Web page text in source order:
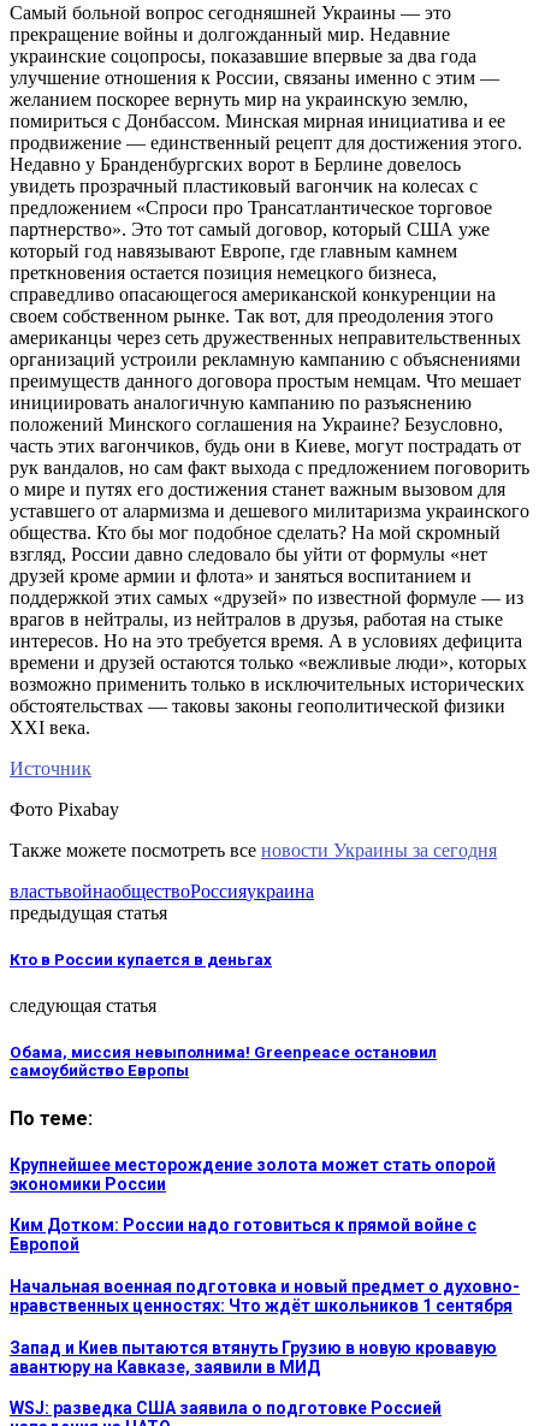
Самый больной вопрос сегодняшней Украины — это
прекращение войны и долгожданный мир. Недавние
украинские соцопросы, показавшие впервые за два года
улучшение отношения к России, связаны именно с этим —
желанием поскорее вернуть мир на украинскую землю,
помириться с Донбассом. Минская мирная инициатива и ее
продвижение — единственный рецепт для достижения этого.
Недавно у Бранденбургских ворот в Берлине довелось
увидеть прозрачный пластиковый вагончик на колесах с
предложением «Спроси про Трансатлантическое торговое
партнерство». Это тот самый договор, который США уже
который год навязывают Европе, где главным камнем
преткновения остается позиция немецкого бизнеса,
справедливо опасающегося американской конкуренции на
своем собственном рынке. Так вот, для преодоления этого
американцы через сеть дружественных неправительственных
организаций устроили рекламную кампанию с объяснениями
преимуществ данного договора простым немцам. Что мешает
инициировать аналогичную кампанию по разъяснению
положений Минского соглашения на Украине? Безусловно,
часть этих вагончиков, будь они в Киеве, могут пострадать от
рук вандалов, но сам факт выхода с предложением поговорить
о мире и путях его достижения станет важным вызовом для
уставшего от алармизма и дешевого милитаризма украинского
общества. Кто бы мог подобное сделать? На мой скромный
взгляд, России давно следовало бы уйти от формулы «нет
друзей кроме армии и флота» и заняться воспитанием и
поддержкой этих самых «друзей» по известной формуле — из
врагов в нейтралы, из нейтралов в друзья, работая на стыке
интересов. Но на это требуется время. А в условиях дефицита
времени и друзей остаются только «вежливые люди», которых
возможно применить только в исключительных исторических
обстоятельствах — таковы законы геополитической физики
ХХI века.
Источник
Фото Pixabay
Также можете посмотреть все новости Украины за сегодня
властьвойнаобществоРоссияукраина
предыдущая статья
Кто в России купается в деньгах
следующая статья
Обама, миссия невыполнима! Greenpeace остановил
самоубийство Европы
По теме:
Крупнейшее месторождение золота может стать опорой
экономики России
Ким Дотком: России надо готовиться к прямой войне с
Европой
Начальная военная подготовка и новый предмет о духовно-
нравственных ценностях: Что ждёт школьников 1 сентября
Запад и Киев пытаются втянуть Грузию в новую кровавую
авантюру на Кавказе, заявили в МИД
WSJ: разведка США заявила о подготовке Россией